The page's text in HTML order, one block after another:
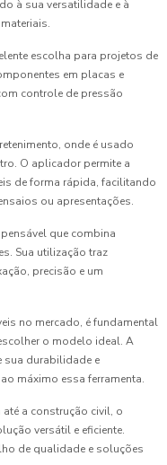
à sua versatilidade e à
escolha para projetos de
em placas e
controle de pressão
onde é usado
O aplicador permite a
de forma rápida, facilitando
ou apresentações.
que combina
Sua utilização traz
precisão e um
no mercado, é fundamental
o modelo ideal. A
sua durabilidade e
máximo essa ferramenta.
a construção civil, o
versátil e eficiente.
de qualidade e soluções